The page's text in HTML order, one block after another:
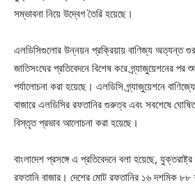
সম্ভাবনা নিয়ে উদ্বেগ তৈরি হয়েছে।
এলডিসিগুলোর উন্নয়ন প্রক্রিয়ায় বাণিজ্য অত্যন্ত
জাতিসংঘের প্রতিবেদনে বিশেষ করে গ্র্যাজুয়েশনের
পর্যালোচনা করা হয়েছে। এলডিসি গ্র্যাজুয়েশনে
বাজারে এলডিসির রফতানির গুরুত্ব এবং সবশেষে
বিস্তৃত প্রভাব আলোচনা করা হয়েছে।
বাংলাদেশ প্রসঙ্গে এ প্রতিবেদনে বলা হয়েছে,
রফতানি বাজার। দেশের মোট রফতানির ১৬ দশমিক ৮৮